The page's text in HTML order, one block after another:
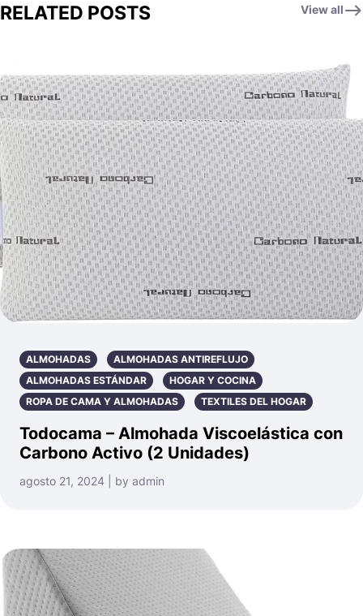
RELATED POSTS View all
ALMOHADAS
ALMOHADAS ANTIREFLUJO
ALMOHADAS ESTÁNDAR
HOGAR Y COCINA
ROPA DE CAMA Y ALMOHADAS
TEXTILES DEL HOGAR
Todocama – Almohada Viscoelástica con
Carbono Activo (2 Unidades)
agosto 21, 2024 | by admin